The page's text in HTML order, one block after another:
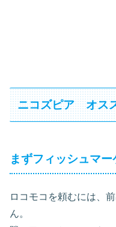
ニコズピア オス
まずフィッシュマ
ロコモコを頼むには、
ん。